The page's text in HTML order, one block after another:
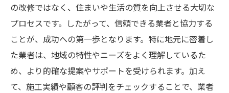
の改修ではなく、住まいや生活の質を向上させる大切な
プロセスです。したがって、信頼できる業者と協力する
ことが、成功への第一歩となります。特に地元に密着し
た業者は、地域の特性やニーズをよく理解しているた
め、より的確な提案やサポートを受けられます。加え
て、施工実績や顧客の評判をチェックすることで、業者